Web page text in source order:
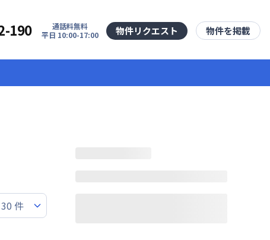
190
通話料無料
平日 10:00-17:00
物件リクエスト 物件を掲載